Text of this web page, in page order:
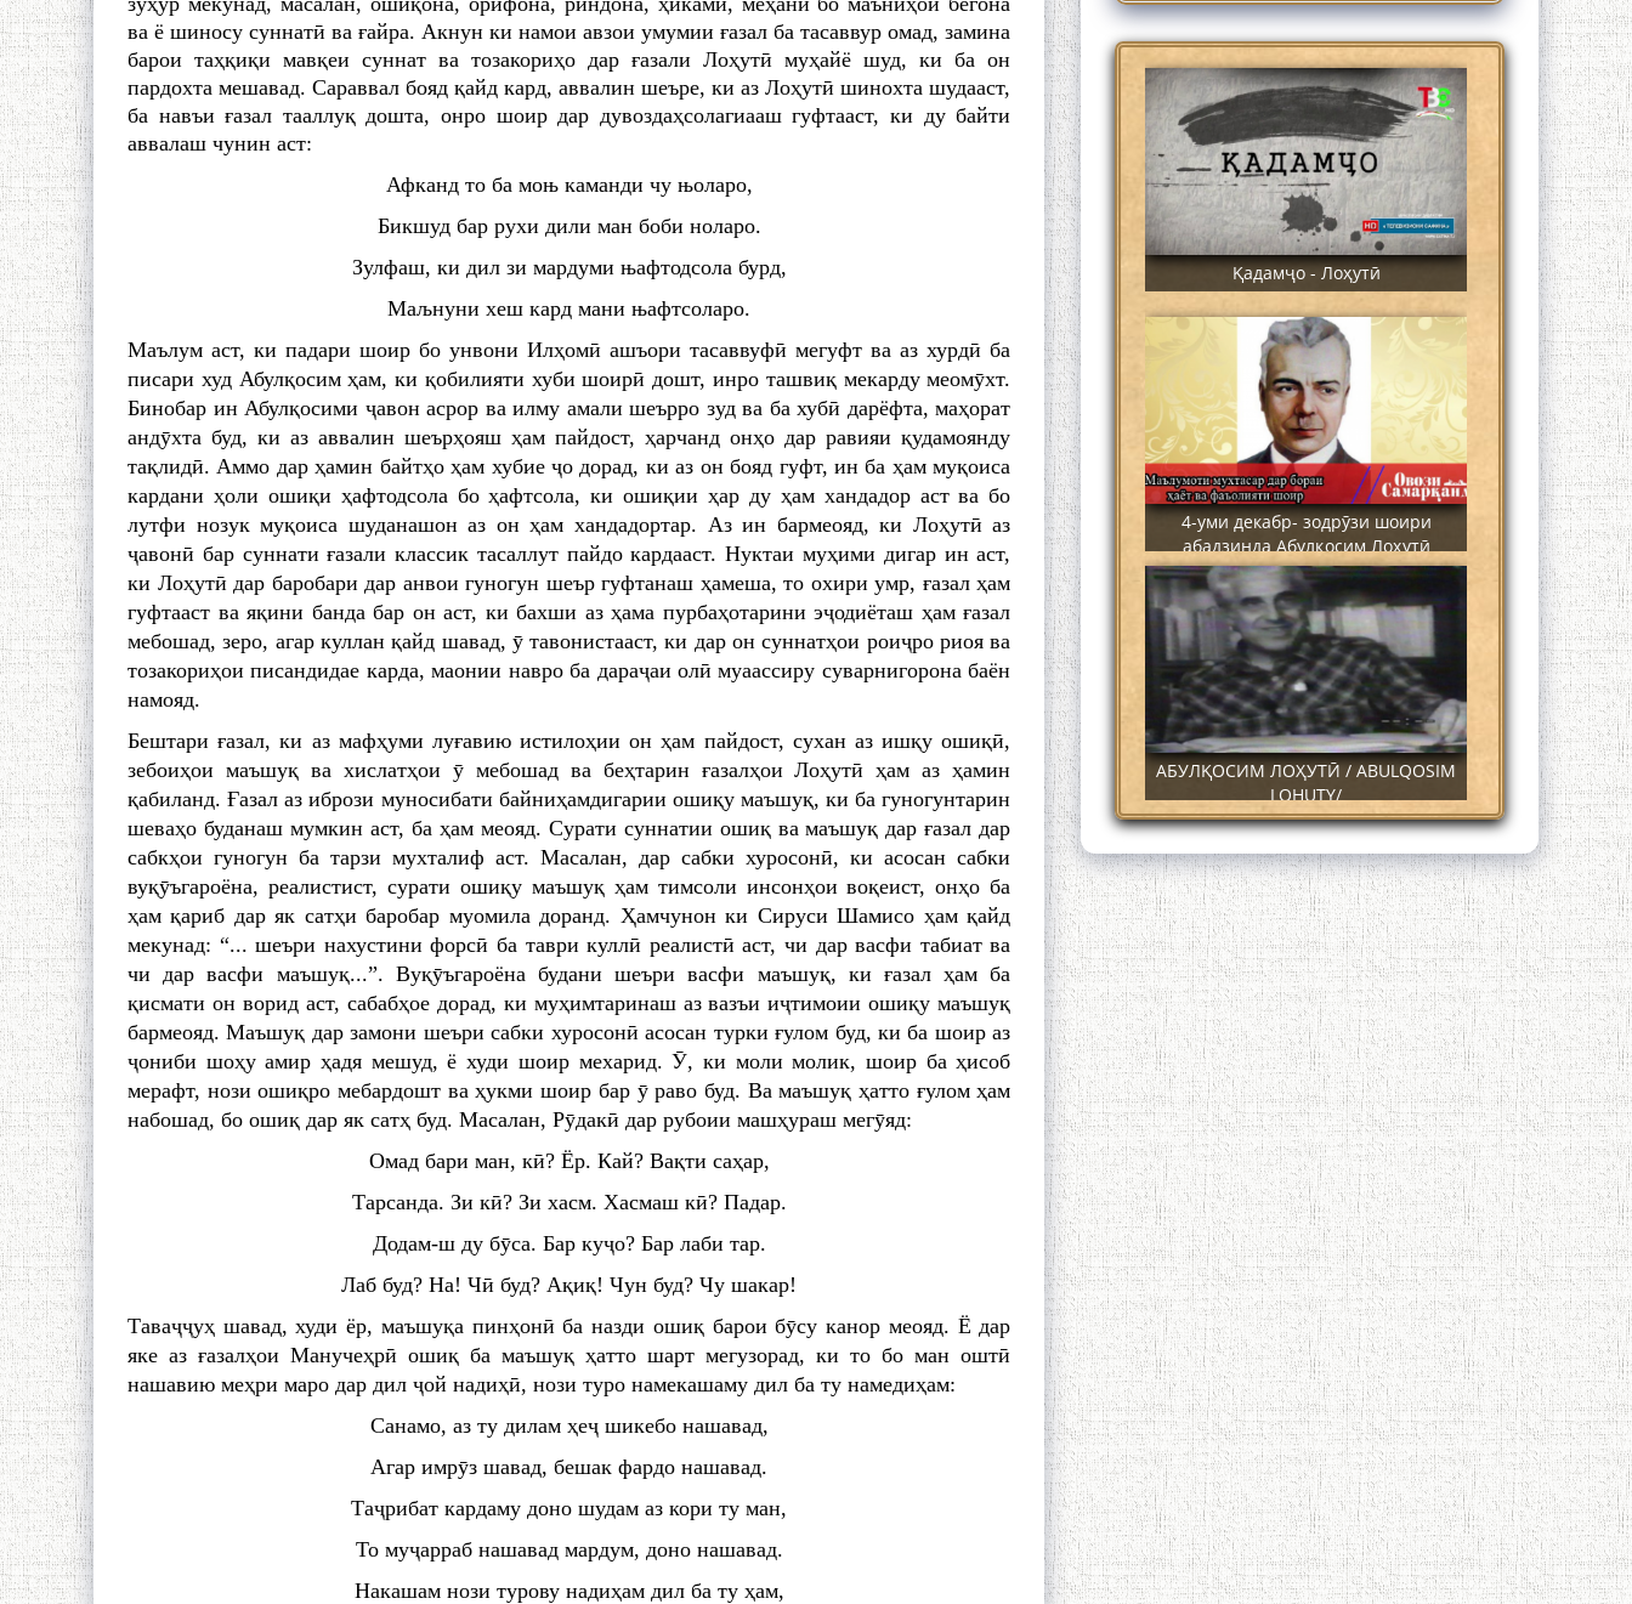
ва ё шиносу суннатӣ ва ғайра. Акнун ки намои авзои умумии ғазал ба тасаввур омад, замина
барои таҳқиқи мавқеи суннат ва тозакориҳо дар ғазали Лоҳутӣ муҳайё шуд, ки ба он
пардохта мешавад. Сараввал бояд қайд кард, аввалин шеъре, ки аз Лоҳутӣ шинохта шудааст,
ба навъи ғазал тааллуқ дошта, онро шоир дар дувоздаҳсолагиааш гуфтааст, ки ду байти
аввалаш чунин аст:
Афканд то ба моњ каманди чу њоларо,
Бикшуд бар рухи дили ман боби ноларо.
Зулфаш, ки дил зи мардуми њафтодсола бурд,
Маљнуни хеш кард мани њафтсоларо.
Маълум аст, ки падари шоир бо унвони Илҳомӣ ашъори тасаввуфӣ мегуфт ва аз хурдӣ ба
писари худ Абулқосим ҳам, ки қобилияти хуби шоирӣ дошт, инро ташвиқ мекарду меомӯхт.
Бинобар ин Абулқосими ҷавон асрор ва илму амали шеърро зуд ва ба хубӣ дарёфта, маҳорат
андӯхта буд, ки аз аввалин шеърҳояш ҳам пайдост, ҳарчанд онҳо дар равияи қудамоянду
тақлидӣ. Аммо дар ҳамин байтҳо ҳам хубие ҷо дорад, ки аз он бояд гуфт, ин ба ҳам муқоиса
кардани ҳоли ошиқи ҳафтодсола бо ҳафтсола, ки ошиқии ҳар ду ҳам хандадор аст ва бо
лутфи нозук муқоиса шуданашон аз он ҳам хандадортар. Аз ин бармеояд, ки Лоҳутӣ аз
ҷавонӣ бар суннати ғазали классик тасаллут пайдо кардааст. Нуктаи муҳими дигар ин аст,
ки Лоҳутӣ дар баробари дар анвои гуногун шеър гуфтанаш ҳамеша, то охири умр, ғазал ҳам
гуфтааст ва яқини банда бар он аст, ки бахши аз ҳама пурбаҳотарини эҷодиёташ ҳам ғазал
мебошад, зеро, агар куллан қайд шавад, ӯ тавонистааст, ки дар он суннатҳои роиҷро риоя ва
тозакориҳои писандидае карда, маонии навро ба дараҷаи олӣ муаассиру суварнигорона баён
намояд.
Бештари ғазал, ки аз мафҳуми луғавию истилоҳии он ҳам пайдост, сухан аз ишқу ошиқӣ,
зебоиҳои маъшуқ ва хислатҳои ӯ мебошад ва беҳтарин ғазалҳои Лоҳутӣ ҳам аз ҳамин
қабиланд. Ғазал аз ибрози муносибати байниҳамдигарии ошиқу маъшуқ, ки ба гуногунтарин
шеваҳо буданаш мумкин аст, ба ҳам меояд. Сурати суннатии ошиқ ва маъшуқ дар ғазал дар
сабкҳои гуногун ба тарзи мухталиф аст. Масалан, дар сабки хуросонӣ, ки асосан сабки
вуқӯъгароёна, реалистист, сурати ошиқу маъшуқ ҳам тимсоли инсонҳои воқеист, онҳо ба
ҳам қариб дар як сатҳи баробар муомила доранд. Ҳамчунон ки Сируси Шамисо ҳам қайд
мекунад: “... шеъри нахустини форсӣ ба таври куллӣ реалистӣ аст, чи дар васфи табиат ва
чи дар васфи маъшуқ...”. Вуқӯъгароёна будани шеъри васфи маъшуқ, ки ғазал ҳам ба
қисмати он ворид аст, сабабҳое дорад, ки муҳимтаринаш аз вазъи иҷтимоии ошиқу маъшуқ
бармеояд. Маъшуқ дар замони шеъри сабки хуросонӣ асосан турки ғулом буд, ки ба шоир аз
ҷониби шоҳу амир ҳадя мешуд, ё худи шоир мехарид. Ӯ, ки моли молик, шоир ба ҳисоб
мерафт, нози ошиқро мебардошт ва ҳукми шоир бар ӯ раво буд. Ва маъшуқ ҳатто ғулом ҳам
набошад, бо ошиқ дар як сатҳ буд. Масалан, Рӯдакӣ дар рубоии машҳураш мегӯяд:
Омад бари ман, кӣ? Ёр. Кай? Вақти саҳар,
Тарсанда. Зи кӣ? Зи хасм. Хасмаш кӣ? Падар.
Додам-ш ду бӯса. Бар куҷо? Бар лаби тар.
Лаб буд? На! Чӣ буд? Ақиқ! Чун буд? Чу шакар!
Таваҷҷуҳ шавад, худи ёр, маъшуқа пинҳонӣ ба назди ошиқ барои бӯсу канор меояд. Ё дар
яке аз ғазалҳои Манучеҳрӣ ошиқ ба маъшуқ ҳатто шарт мегузорад, ки то бо ман оштӣ
нашавию меҳри маро дар дил ҷой надиҳӣ, нози туро намекашаму дил ба ту намедиҳам:
Санамо, аз ту дилам ҳеҷ шикебо нашавад,
Агар имрӯз шавад, бешак фардо нашавад.
Таҷрибат кардаму доно шудам аз кори ту ман,
То муҷарраб нашавад мардум, доно нашавад.
Накашам нози турову надиҳам дил ба ту ҳам,
ЛОҲУТӢ - ФИЛМИ МУСТАНАД
Қадамҷо - Лоҳутӣ
4-уми декабр- зодрӯзи шоири
абадзинда Абулқосим Лоҳутӣ
АБУЛҚОСИМ ЛОҲУТӢ / ABULQOSIM
LOHUTY/
Что знают в Ташкенте о Мирзо
Турсунзаде, чьим именем назвали
станцию метро?
Осорхонаи Мирзо Турсунзода
Каратог
110 солагии шоири халқии
Тоҷикистон Мирзо Турсунзода / Mirzo
Tursunzoda